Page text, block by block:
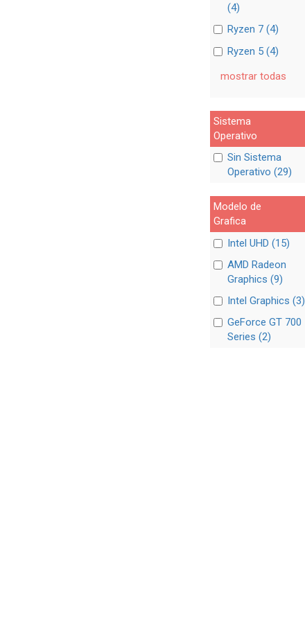
(4)
Ryzen 7 (4)
Ryzen 5 (4)
mostrar todas
Sistema
Operativo
Sin Sistema
Operativo (29)
Modelo de
Grafica
Intel UHD (15)
AMD Radeon
Graphics (9)
Intel Graphics (3)
GeForce GT 700
Series (2)